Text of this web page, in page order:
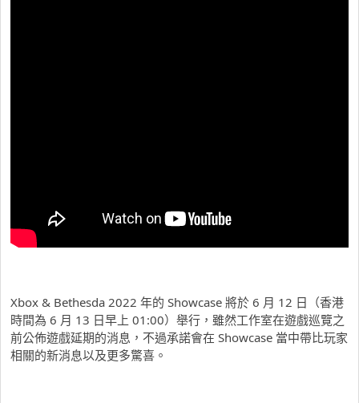
Xbox & Bethesda 2022 年的 Showcase 將於 6 月 12 日（香港
時間為 6 月 13 日早上 01:00）舉行，雖然工作室在遊戲巡覽之
前公佈遊戲延期的消息，不過承諾會在 Showcase 當中帶比玩家
相關的新消息以及更多驚喜。